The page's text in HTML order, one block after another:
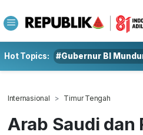
Hot Topics: #Gubernur BI
Internasional Timur Tengah
Arab Saudi dan